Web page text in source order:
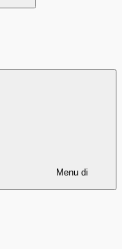
Menu di